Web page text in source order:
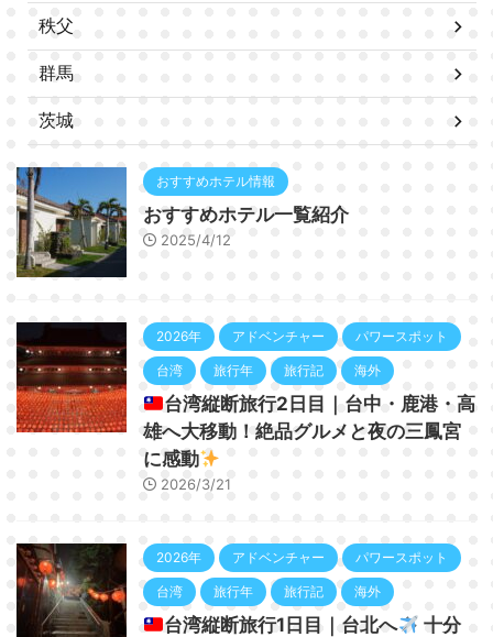
秩父
群馬
茨城
おすすめホテル情報
おすすめホテル一覧紹介
2025/4/12
2026年 アドベンチャー パワースポット
台湾 旅行年 旅行記 海外
台湾縦断旅行2日目｜台中・鹿港・高
雄へ大移動！絶品グルメと夜の三鳳宮
に感動
2026/3/21
2026年 アドベンチャー パワースポット
台湾 旅行年 旅行記 海外
台湾縦断旅行1日目｜台北へ
十分